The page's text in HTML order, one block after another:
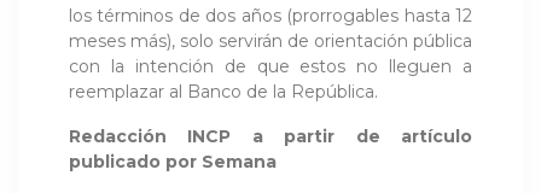
los términos de dos años (prorrogables hasta 12
meses más), solo servirán de orientación pública
con la intención de que estos no lleguen a
reemplazar al Banco de la República.
Redacción INCP a partir de artículo
publicado por Semana